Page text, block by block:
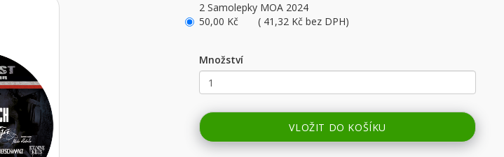
2 Samolepky MOA 2024
50,00 Kč ( 41,32 Kč bez DPH)
Množství
VLOŽIT DO KOŠÍKU